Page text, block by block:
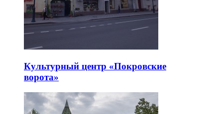
Культурный центр «Покровские
ворота»